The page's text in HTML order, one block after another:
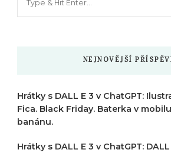
NEJNOVĚJŠÍ
Hrátky s DALL E 3 v ChatGPT:
Fica. Black Friday. Baterka v
banánu.
Hrátky s DALL E 3 v ChatGPT: